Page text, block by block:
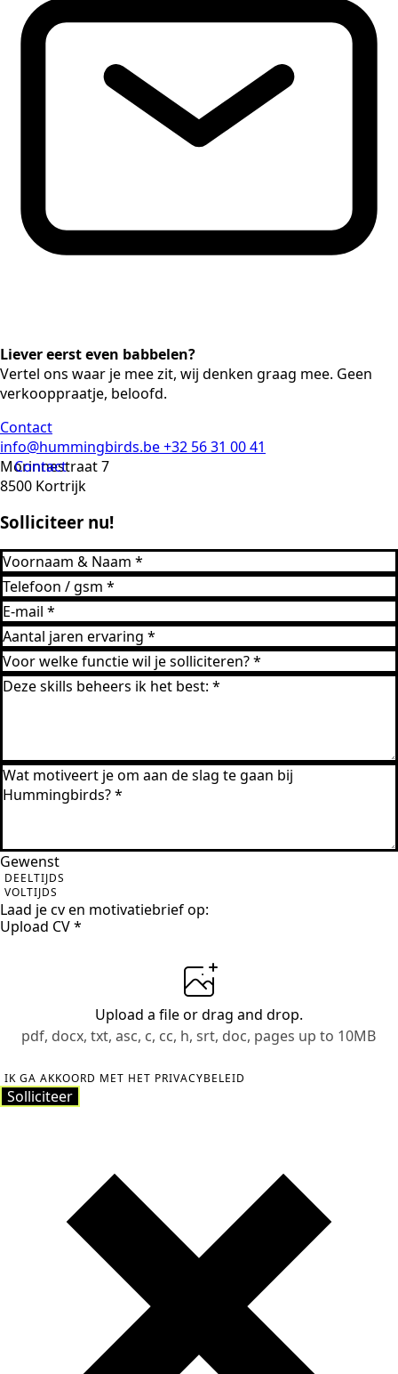
Liever eerst even babbelen?
Vertel ons waar je mee zit, wij denken graag mee. Geen
verkooppraatje, beloofd.
Contact
Contact
info@hummingbirds.be+32 56 31 00 41
Morinnestraat 7
8500 Kortrijk
Solliciteer nu!
Gewenst
DEELTIJDS
VOLTIJDS
Laad je cv en motivatiebrief op:
Upload CV*
Upload a fileor drag and drop.
pdf, docx, txt, asc, c, cc, h, srt, doc, pages up to 10MB
IK GA AKKOORD MET HET PRIVACYBELEID
Solliciteer